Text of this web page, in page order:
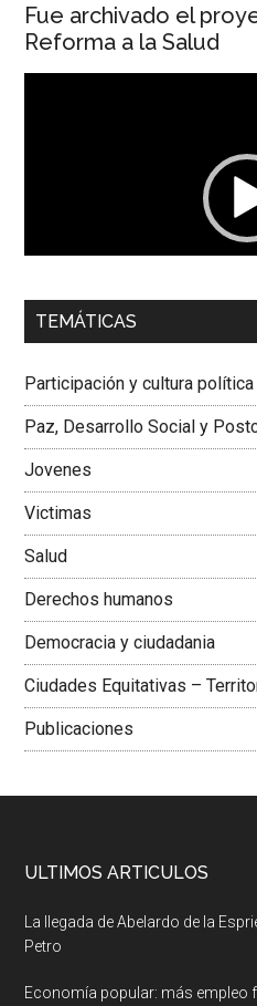
Fue archivado el
Reforma a la Salud
00:00
Dra. Carolina Corcho Mejía,
Colombiana
TEMÁTICAS
Participación y cultura política
Paz, Desarrollo Social y
Jovenes
Victimas
Salud
Derechos humanos
Democracia y ciudadania
Ciudades Equitativas –
Publicaciones
ULTIMOS ARTICULOS
La llegada de Abelardo de la
Petro
Economía popular: más empleo